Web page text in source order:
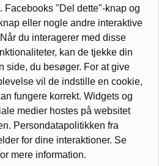
Facebooks "Del dette"-knap og
eller nogle andre interaktive
du interagerer med disse
kan de tjekke din
side, du besøger. For at give
vil de indstille en cookie,
fungere korrekt. Widgets og
medier hostes på websitet
Persondatapolitikken fra
for dine interaktioner. Se
mere information.